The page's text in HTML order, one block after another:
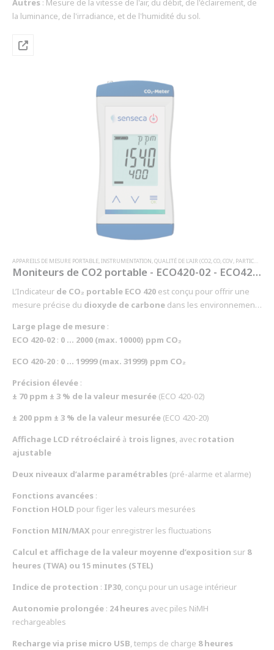
Autres : Mesure de la vitesse de l'air, du débit, de l'éclairement, de
la luminance, de l'irradiance, et de l'humidité du sol.
APPAREILS DE MESURE PORTABLE,INSTRUMENTATION,QUALITÉ DE L'AIR (CO2, CO, COV, PARTICULES, PM …)
Moniteurs de CO2 portable - ECO420-02 - ECO420-20
L’Indicateur de CO₂ portable ECO 420 est conçu pour offrir une
mesure précise du dioxyde de carbone dans les environnements
mesure optique NDIR , son
autonomie de 24 heures, il permet un suivi efficace de la qualité
de l’air et une gestion optimisée des espaces confinés. Compact et
processus et du conditionnement d’air.
principales
Large plage de mesure :
ECO 420-02 : 0 ... 2000 (max. 10000) ppm CO₂
ECO 420-20 : 0 ... 19999 (max. 31999) ppm CO₂
Précision élevée :
± 70 ppm ± 3 % de la valeur mesurée (ECO 420-02)
± 200 ppm ± 3 % de la valeur mesurée (ECO 420-20)
Affichage LCD rétroéclairé à trois lignes, avec rotation
ajustable
Deux niveaux d’alarme paramétrables (pré-alarme et alarme)
Fonctions avancées :
Fonction HOLD pour figer les valeurs mesurées
Fonction MIN/MAX pour enregistrer les fluctuations
Calcul et affichage de la valeur moyenne d’exposition sur 8
heures (TWA) ou 15 minutes (STEL)
Indice de protection : IP30, conçu pour un usage intérieur
Autonomie prolongée : 24 heures avec piles NiMH
rechargeables
Recharge via prise micro USB, temps de charge 8 heures